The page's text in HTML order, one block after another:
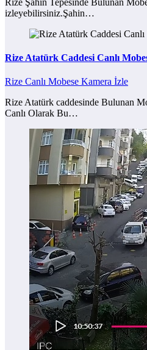
izleyebilirsiniz.Şahin…
Rize Atatürk Caddesi Canlı
Rize Canlı Mobese Kamera İzle
Rize Atatürk caddesinde Bulunan
Canlı Olarak Bu…